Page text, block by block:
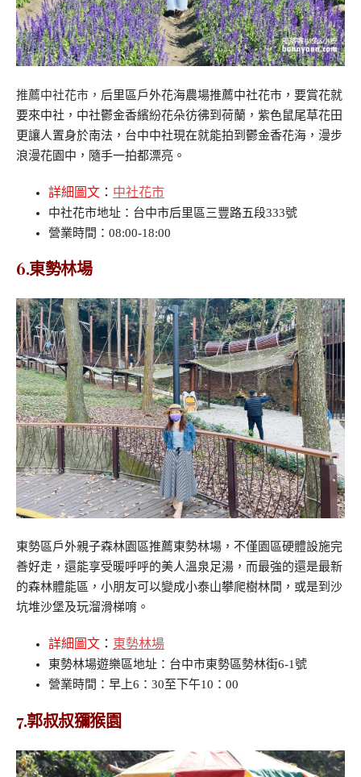
推薦中社花市， 后里區戶外花海農場推薦中社花市，要賞花就
要來中社，中社鬱金香繽紛花朵彷彿到荷蘭，紫色鼠尾草花田
更讓人置身於南法，台中中社現在就能拍到鬱金香花海，漫步
浪漫花園中，隨手一拍都漂亮。
詳細圖文 ： 中社花市
中社花市地址：台中市后里區三豐路五段333號
營業時間：08:00-18:00
6.東勢林場
東勢區戶外親子森林園區推薦東勢林場，不僅園區硬體設施完
善好走，還能享受暖呼呼的美人溫泉足湯，而最強的還是最新
的森林體能區，小朋友可以變成小泰山攀爬樹林間，或是到沙
坑堆沙堡及玩溜滑梯唷。
詳細圖文 ： 東勢林場
東勢林場遊樂區地址：台中市東勢區勢林街6-1號
營業時間：早上6：30至下午10：00
7.郭叔叔獼猴園